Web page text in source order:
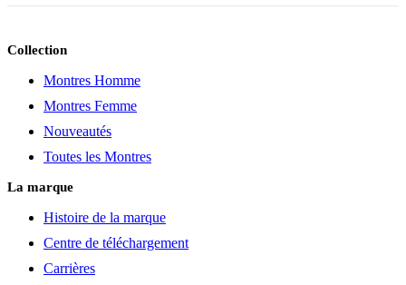
Collection
Montres Homme
Montres Femme
Nouveautés
Toutes les Montres
La marque
Histoire de la marque
Centre de téléchargement
Carrières